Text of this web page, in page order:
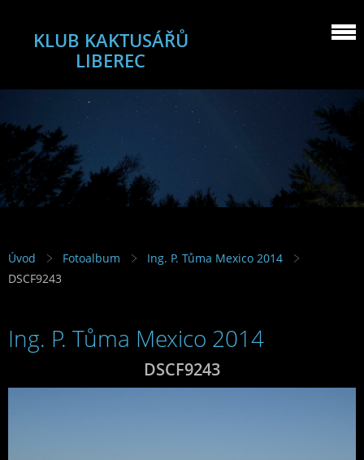
KLUB KAKTUSÁŘŮ
LIBEREC
Úvod Fotoalbum
Ing. P. Tůma Mexico 2014
DSCF9243
Ing. P. Tůma Mexico 2014
DSCF9243